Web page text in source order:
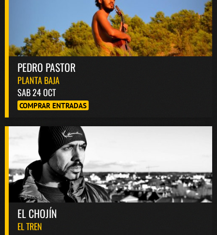
PEDRO PASTOR
PLANTA BAJA
SAB 24 OCT
COMPRAR ENTRADAS
EL CHOJÍN
EL TREN